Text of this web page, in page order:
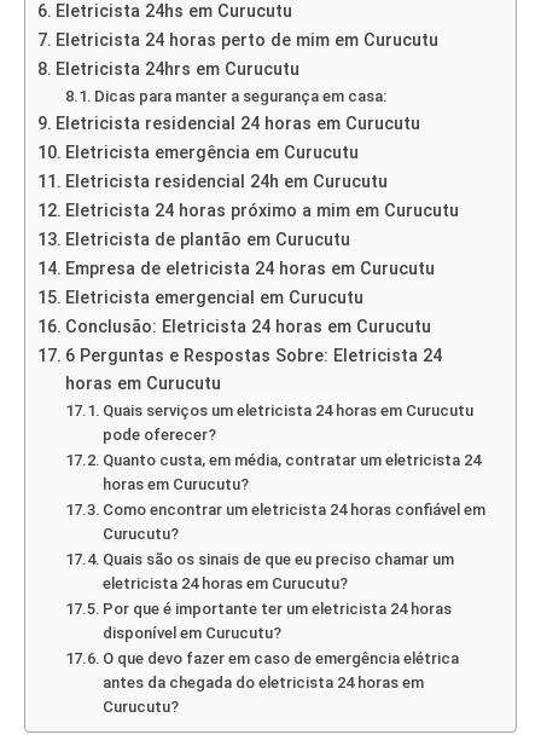
Eletricista 24hs em Curucutu
Eletricista 24 horas perto de mim em Curucutu
Eletricista 24hrs em Curucutu
Dicas para manter a segurança em casa:
Eletricista residencial 24 horas em Curucutu
Eletricista emergência em Curucutu
Eletricista residencial 24h em Curucutu
Eletricista 24 horas próximo a mim em Curucutu
Eletricista de plantão em Curucutu
Empresa de eletricista 24 horas em Curucutu
Eletricista emergencial em Curucutu
Conclusão: Eletricista 24 horas em Curucutu
6 Perguntas e Respostas Sobre: Eletricista 24
horas em Curucutu
Quais serviços um eletricista 24 horas em Curucutu
pode oferecer?
Quanto custa, em média, contratar um eletricista 24
horas em Curucutu?
Como encontrar um eletricista 24 horas confiável em
Curucutu?
Quais são os sinais de que eu preciso chamar um
eletricista 24 horas em Curucutu?
Por que é importante ter um eletricista 24 horas
disponível em Curucutu?
O que devo fazer em caso de emergência elétrica
antes da chegada do eletricista 24 horas em
Curucutu?